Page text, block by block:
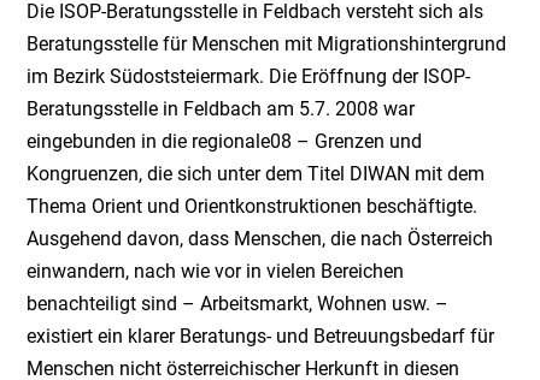
Die ISOP-Beratungsstelle in Feldbach versteht sich als
Beratungsstelle für Menschen mit Migrationshintergrund
im Bezirk Südoststeiermark. Die Eröffnung der ISOP-
Beratungsstelle in Feldbach am 5.7. 2008 war
eingebunden in die regionale08 – Grenzen und
Kongruenzen, die sich unter dem Titel DIWAN mit dem
Thema Orient und Orientkonstruktionen beschäftigte.
Ausgehend davon, dass Menschen, die nach Österreich
einwandern, nach wie vor in vielen Bereichen
benachteiligt sind – Arbeitsmarkt, Wohnen usw. –
existiert ein klarer Beratungs- und Betreuungsbedarf für
Menschen nicht österreichischer Herkunft in diesen